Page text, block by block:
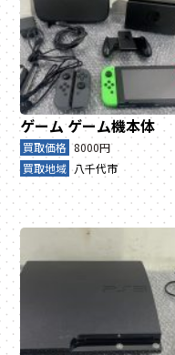
ゲーム ゲーム機本体
買取価格 8000円
買取地域 八千代市